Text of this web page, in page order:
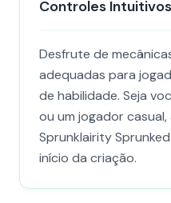
Controles Intuitivos
Desfrute de
adequadas para
de habilidade. Seja
ou um jogador
Sprunklairity
início da criação.